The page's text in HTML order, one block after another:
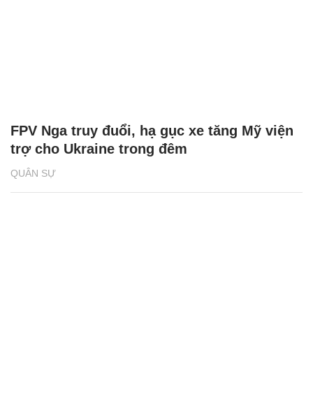
QUÂN SỰ
FPV Nga truy đuổi, hạ gục xe tăng Mỹ viện
trợ cho Ukraine trong đêm